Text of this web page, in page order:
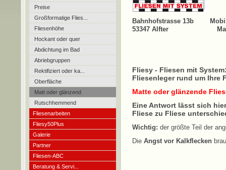
Preise
Großformatige Flies...
Fliesenhöhe
Hockant oder quer
Abdichtung im Bad
Abriebgruppen
Rektifiziert oder ka...
Oberfläche
Matt oder glänzend
Rutschhemmend
Fliesenarbeiten
Fliesy50Plus
Galerie
Partner
Fliesen-ABC
Beratung & Servi...
Bahnhofstrasse 13b
53347 Alfter
Fliesy - Fliesen mit System
Fliesenleger rund um Ihre
Matte oder glänzende
Eine Antwort lässt sich
Fliese zu Fliese
Wichtig: der größte Teil der
Die Angst vor Kalkflecken